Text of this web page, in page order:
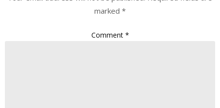
marked *
Comment *